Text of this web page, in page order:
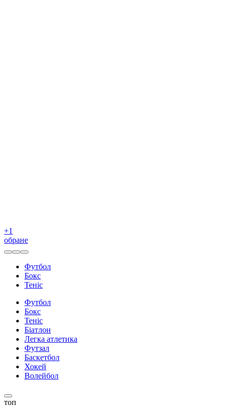
+1
обране
Футбол
Бокс
Теніс
Футбол
Бокс
Теніс
Біатлон
Легка атлетика
Футзал
Баскетбол
Хокей
Волейбол
топ